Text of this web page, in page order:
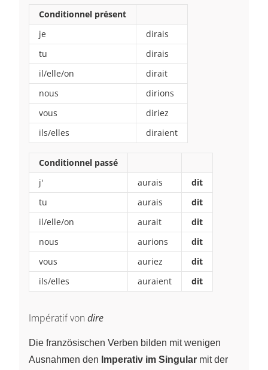
Conditionnel présent
je
dirais
tu
dirais
il/elle/on
dirait
nous
dirions
vous
diriez
ils/elles
diraient
Conditionnel passé
j'
aurais
dit
tu
aurais
dit
il/elle/on
aurait
dit
nous
aurions
dit
vous
auriez
dit
ils/elles
auraient dit
Impératif von dire
Die französischen Verben bilden mit wenigen
Ausnahmen den Imperativ im Singular mit der